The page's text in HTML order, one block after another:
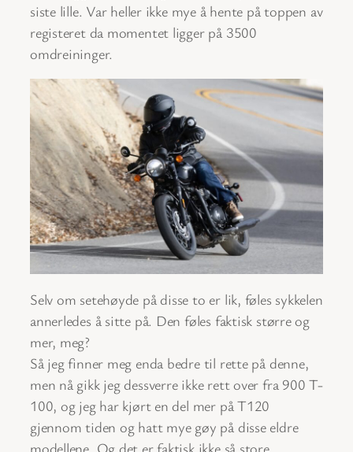
siste lille. Var heller ikke mye å hente på toppen av
registeret da momentet ligger på 3500
omdreininger.
Selv om setehøyde på disse to er lik, føles sykkelen
annerledes å sitte på. Den føles faktisk større og
mer, meg?
Så jeg finner meg enda bedre til rette på denne,
men nå gikk jeg dessverre ikke rett over fra 900 T-
100, og jeg har kjørt en del mer på T120
gjennom tiden og hatt mye gøy på disse eldre
modellene. Og det er faktisk ikke så store